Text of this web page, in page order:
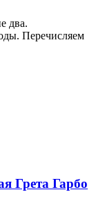
два.
Перечисляем
Грета Гарбо